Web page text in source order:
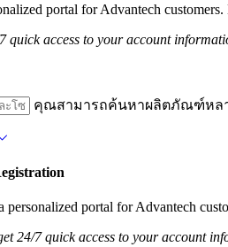
portal for Advantech
quick access to your account
คุณสามารถค้นหาผลิตภัณฑ์หล
portal for Advantech
24/7 quick access to your account